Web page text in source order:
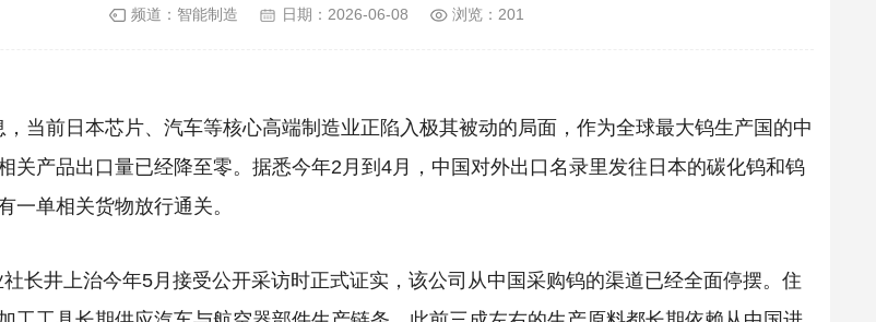
频道： 智能制造 日期： 2026-06-08 浏览：201
当前日本芯片、汽车等核心高端制造业正陷入极其被动的局面，作为全球最大钨生产国的中
关产品出口量已经降至零。 据悉今年2月到4月，中国对外出口名录里发往日本的碳化钨和钨
一单相关货物放行通关。
社长井上治今年5月接受公开采访时正式证实，该公司从中国采购钨的渠道已经全面停摆。住